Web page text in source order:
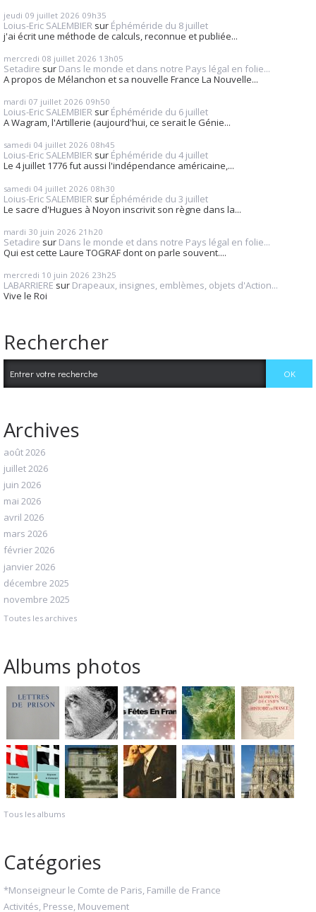
jeudi 09 juillet 2026 09h35
Loius-Eric SALEMBIER sur Éphéméride du 8 juillet
j'ai écrit une méthode de calculs, reconnue et publiée...
mercredi 08 juillet 2026 13h05
Setadire sur Dans le monde et dans notre Pays légal en folie...
A propos de Mélanchon et sa nouvelle France La Nouvelle...
mardi 07 juillet 2026 09h50
Loius-Eric SALEMBIER sur Éphéméride du 6 juillet
A Wagram, l'Artillerie (aujourd'hui, ce serait le Génie...
samedi 04 juillet 2026 08h45
Loius-Eric SALEMBIER sur Éphéméride du 4 juillet
Le 4 juillet 1776 fut aussi l'indépendance américaine,...
samedi 04 juillet 2026 08h30
Loius-Eric SALEMBIER sur Éphéméride du 3 juillet
Le sacre d'Hugues à Noyon inscrivit son règne dans la...
mardi 30 juin 2026 21h20
Setadire sur Dans le monde et dans notre Pays légal en folie...
Qui est cette Laure TOGRAF dont on parle souvent....
mercredi 10 juin 2026 23h25
LABARRIERE sur Drapeaux, insignes, emblèmes, objets d'Action...
Vive le Roi
Rechercher
Archives
août 2026
juillet 2026
juin 2026
mai 2026
avril 2026
mars 2026
février 2026
janvier 2026
décembre 2025
novembre 2025
Toutes les archives
Albums photos
Tous les albums
Catégories
*Monseigneur le Comte de Paris, Famille de France
Activités, Presse, Mouvement